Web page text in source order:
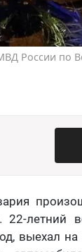
России по
летний
выехал на